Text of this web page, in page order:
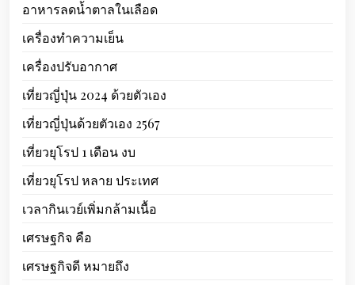
อาหารลดน้ำตาลในเลือด
เครื่องทำความเย็น
เครื่องปรับอากาศ
เที่ยวญี่ปุ่น 2024 ด้วยตัวเอง
เที่ยวญี่ปุ่นด้วยตัวเอง 2567
เที่ยวยุโรป 1 เดือน งบ
เที่ยวยุโรป หลาย ประเทศ
เวลากินเวย์เพิ่มกล้ามเนื้อ
เศรษฐกิจ คือ
เศรษฐกิจดี หมายถึง